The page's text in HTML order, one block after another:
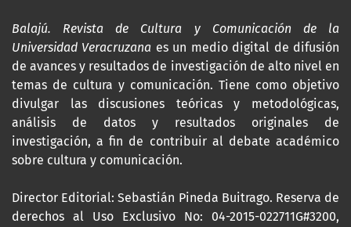
Balajú. Revista de Cultura y Comunicación de la
Universidad Veracruzana es un medio digital de difusión
de avances y resultados de investigación de alto nivel en
temas de cultura y comunicación. Tiene como objetivo
divulgar las discusiones teóricas y metodológicas,
análisis de datos y resultados originales de
investigación, a fin de contribuir al debate académico
sobre cultura y comunicación.
Director Editorial: Sebastián Pineda Buitrago. Reserva de
derechos al Uso Exclusivo No: 04-2015-022711G#3200,